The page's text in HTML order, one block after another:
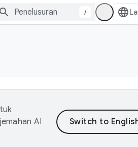
/
AI